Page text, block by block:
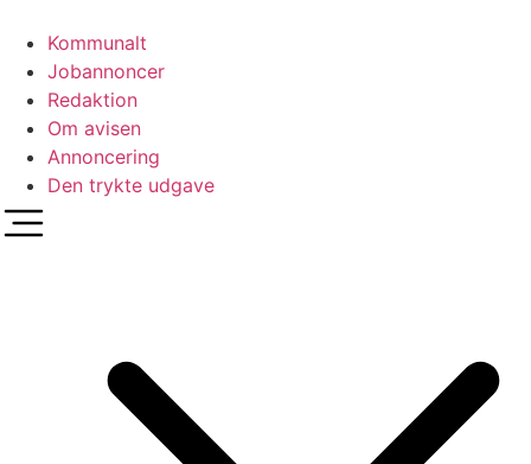
indhold
Kommunalt
Jobannoncer
Redaktion
Om avisen
Annoncering
Den trykte udgave